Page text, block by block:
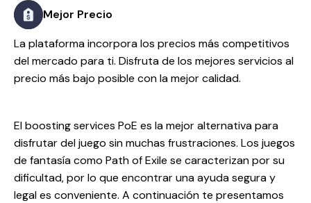
Mejor Precio
La plataforma incorpora los precios más competitivos
del mercado para ti. Disfruta de los mejores servicios al
precio más bajo posible con la mejor calidad.
El boosting services PoE es la mejor alternativa para
disfrutar del juego sin muchas frustraciones. Los juegos
de fantasía como Path of Exile se caracterizan por su
dificultad, por lo que encontrar una ayuda segura y
legal es conveniente. A continuación te presentamos